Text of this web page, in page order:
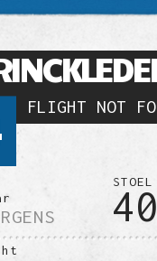
FLIGHT NOT
STOEL